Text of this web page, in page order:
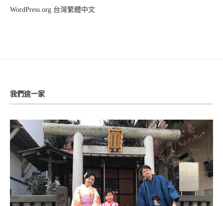
WordPress.org 台灣繁體中文
我們這一家